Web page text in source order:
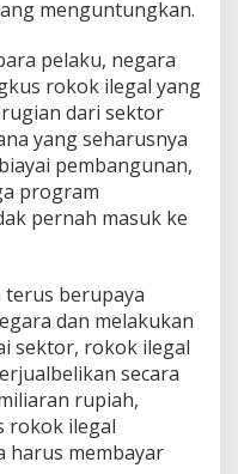
menguntungkan.
pelaku, negara
rokok ilegal yang
dari sektor
yang seharusnya
pembangunan,
program
pernah masuk ke
berupaya
dan melakukan
sektor, rokok ilegal
secara
rupiah,
rokok ilegal
harus membayar